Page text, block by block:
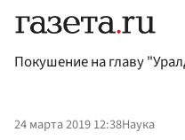
Покушение на главу
24 марта 2019 12:38Наука